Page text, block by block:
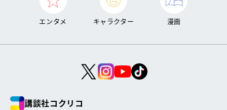
エンタメ キャラクター 漫画
講談社コクリコ